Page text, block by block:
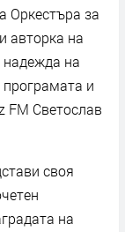
Оркестъра за
авторка на
надежда на
и
FM Светослав
своя
на